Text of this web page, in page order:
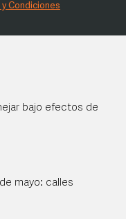
y Condiciones
bajo efectos de
mayo: calles